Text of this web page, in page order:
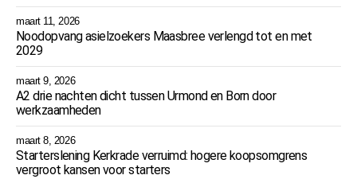
maart 11, 2026
Noodopvang asielzoekers Maasbree verlengd tot en met
2029
maart 9, 2026
A2 drie nachten dicht tussen Urmond en Born door
werkzaamheden
maart 8, 2026
Starterslening Kerkrade verruimd: hogere koopsomgrens
vergroot kansen voor starters